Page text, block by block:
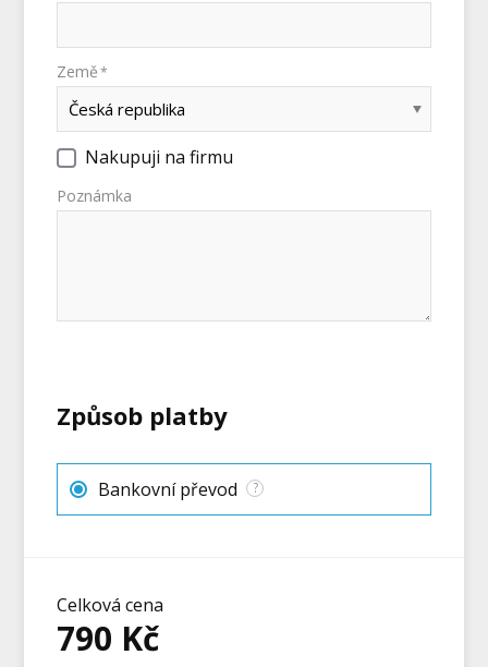
Země *
Nakupuji na firmu
Poznámka
Způsob platby
Bankovní převod ?
Celková cena
790 Kč